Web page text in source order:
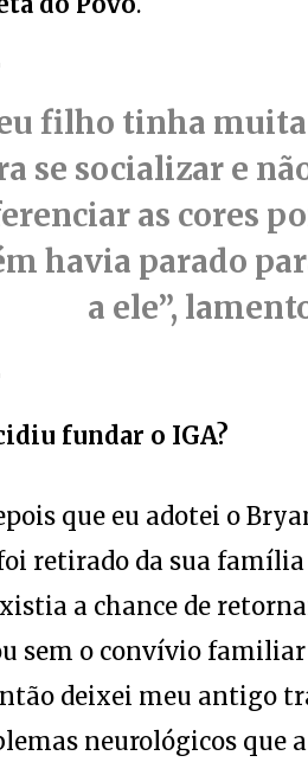
filho tinha
se socializar e
as cores
havia parado
a ele”,
fundar o IGA?
que eu adotei o
retirado da sua
a chance de
sem o convívio
deixei meu antigo
neurológicos que